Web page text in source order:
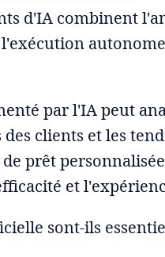
d'IA combinent
par l'IA peut
clients et les
prêt
et
sont-ils